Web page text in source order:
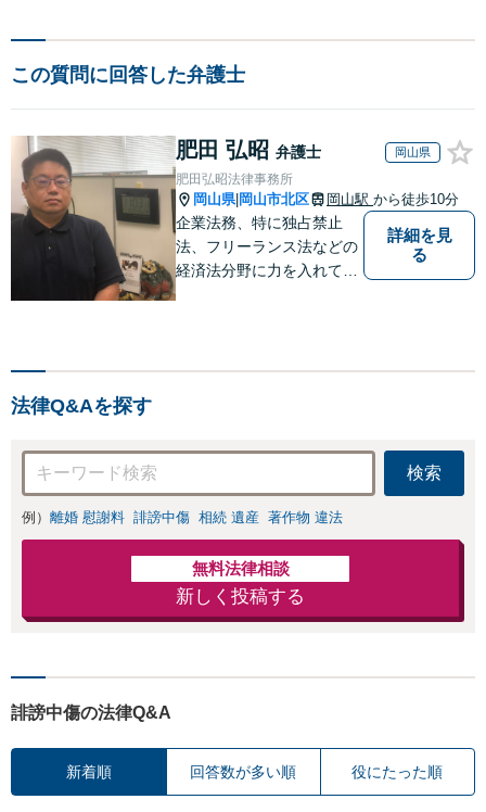
この質問に回答した弁護士
肥田 弘昭 弁護士 岡山県
肥田弘昭法律事務所
岡山県| 岡山市北区 岡山駅 から徒歩10分
企業法務、特に独占禁止
法、フリーランス法などの
経済法分野に力を入れてい
詳細を見
る
法律Q&Aを探す
検索
例） 離婚 慰謝料 誹謗中傷 相続 遺産 著作物 違法
無料法律相談
新しく投稿する
誹謗中傷の法律Q&A
新着順 回答数が多い順 役にたった順